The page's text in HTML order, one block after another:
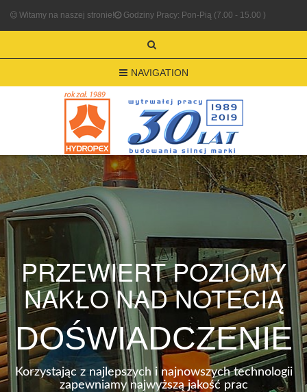
Witamy na naszej stronie! Godziny Pracy: Pon-Pią (7.00 - 15.00 )
NAVIGATION
PRZEWIERT POZIOMY
NAKŁO NAD NOTECIĄ
DOŚWIADCZENIE
Korzystając z najlepszych i najnowszych technologii
zapewniamy najwyższą jakość prac